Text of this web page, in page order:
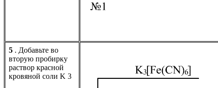
5 . Добавьте во
вторую пробирку
раствор красной
кровяной соли K 3